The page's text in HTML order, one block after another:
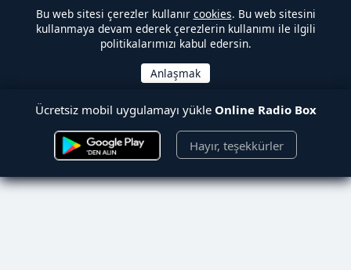
Bu web sitesi çerezler kullanır cookies. Bu web sitesini
kullanmaya devam ederek çerezlerin kullanımı ile ilgili
politikalarımızı kabul edersin.
Ücretsiz mobil uygulamayı yükle Online Radio Box
Hayır, teşekkürler